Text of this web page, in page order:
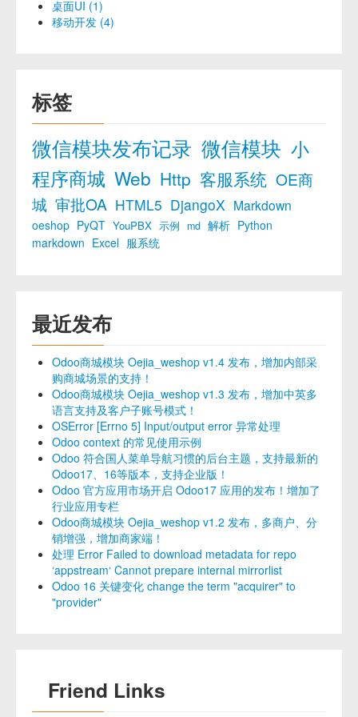
桌面UI (1)
移动开发 (4)
标签
微信模块发布记录 微信模块 小
程序商城 Web Http 客服系统 OE商
城 审批OA HTML5 DjangoX Markdown
oeshop PyQT YouPBX 示例 md 解析 Python
markdown Excel 服系统
最近发布
Odoo商城模块 Oejia_weshop v1.4 发布，增加内部采
购商城场景的支持！
Odoo商城模块 Oejia_weshop v1.3 发布，增加中英多
语言支持及客户子账号模式！
OSError [Errno 5] Input/output error 异常处理
Odoo context 的常见使用示例
Odoo 符合国人菜单导航习惯的后台主题，支持最新的
Odoo17、16等版本，支持企业版！
Odoo 官方应用市场开启 Odoo17 应用的发布！增加了
行业应用专栏
Odoo商城模块 Oejia_weshop v1.2 发布，多商户、分
销增强，增加商家端！
处理 Error Failed to download metadata for repo
‘appstream‘ Cannot prepare internal mirrorlist
Odoo 16 关键变化 change the term "acquirer" to
"provider"
Friend Links